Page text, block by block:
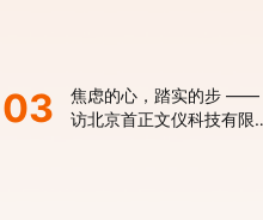
03
焦虑的心，踏实的步 ——
访北京首正文仪科技有限